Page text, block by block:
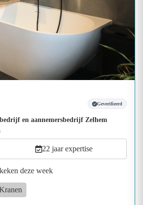
Geverifieerd
en aannemersbedrijf Zelhem
22 jaar expertise
deze week